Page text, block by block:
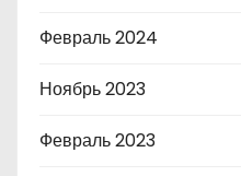
Февраль 2024
Ноябрь 2023
Февраль 2023